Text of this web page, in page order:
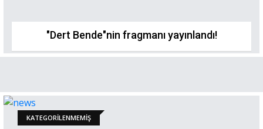
"Dert Bende"nin fragmanı yayınlandı!
KATEGORILENMEMIŞ